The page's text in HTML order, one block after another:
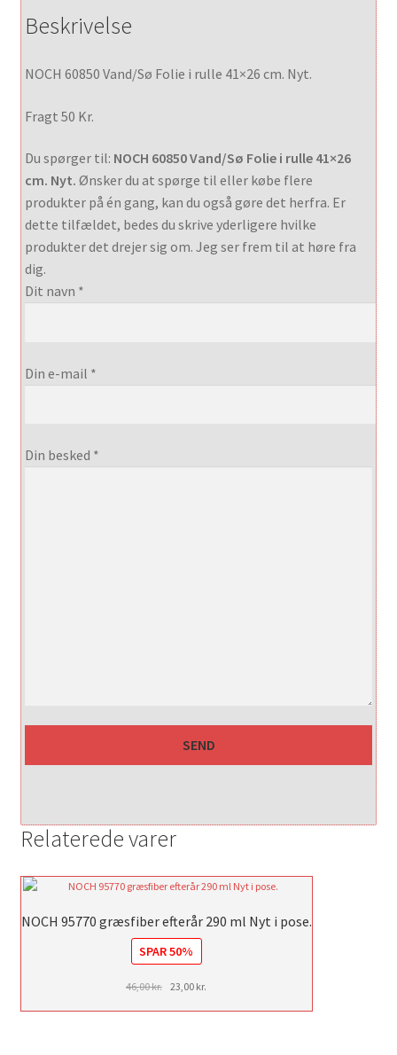
Beskrivelse
NOCH 60850 Vand/Sø Folie i rulle 41×26 cm. Nyt.
Fragt 50 Kr.
Du spørger til: NOCH 60850 Vand/Sø Folie i rulle 41×26
cm. Nyt. Ønsker du at spørge til eller købe flere
produkter på én gang, kan du også gøre det herfra. Er
dette tilfældet, bedes du skrive yderligere hvilke
produkter det drejer sig om. Jeg ser frem til at høre fra
dig.
Dit navn *
Din e-mail *
Din besked *
Relaterede varer
NOCH 95770 græsfiber efterår 290 ml Nyt i pose.
SPAR 50%
46,00kr. Den
23,00 kr.